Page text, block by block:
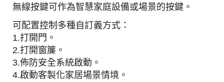
無線按鍵可作為智慧家庭設備或場景的按鍵。
可配置控制多種自訂義方式：
1.打開門。
2.打開窗簾。
3.佈防安全系統啟動。
4.啟動客製化家居場景情境。